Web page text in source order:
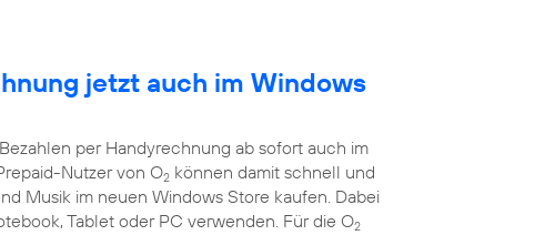
jetzt auch im Windows
per Handyrechnung ab sofort auch im
Nutzer von O2 können damit schnell und
Musik im neuen Windows Store kaufen. Dabei
Tablet oder PC verwenden. Für die O2